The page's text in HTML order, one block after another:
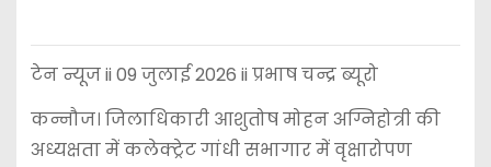
टेन न्यूज ii 09 जुलाई 2026 ii प्रभाष चन्द्र ब्यूरो
कन्नौज। जिलाधिकारी आशुतोष मोहन अग्निहोत्री की
अध्यक्षता में कलेक्ट्रेट गांधी सभागार में वृक्षारोपण